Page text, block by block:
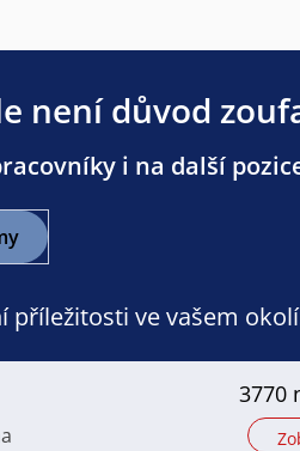
není důvod
i na další
příležitosti ve vašem
3770